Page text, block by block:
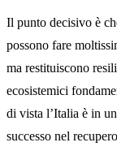
Il punto decisivo è
possono fare
ma restituiscono
ecosistemici
di vista l’Italia è in
successo nel